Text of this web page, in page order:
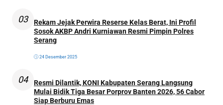
03
Rekam Jejak Perwira Reserse Kelas Berat, Ini Profil
Sosok AKBP Andri Kurniawan Resmi Pimpin Polres
Serang
24 Desember 2025
04
Resmi Dilantik, KONI Kabupaten Serang Langsung
Mulai Bidik Tiga Besar Porprov Banten 2026, 56 Cabor
Siap Berburu Emas